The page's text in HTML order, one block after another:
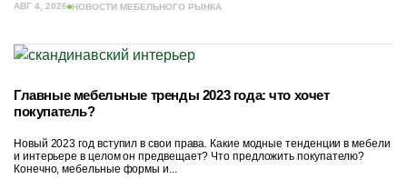
АВГ 4, 2026 НОВОСТИ МЕБЕЛЬНОГО РЫНКА
Главные мебельные тренды 2023 года: что хочет
покупатель?
Новый 2023 год вступил в свои права. Какие модные тенденции в мебели
и интерьере в целом он предвещает? Что предложить покупателю?
Конечно, мебельные формы и...